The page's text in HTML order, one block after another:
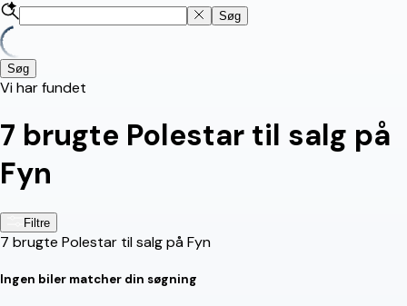
Søg
Søg
Vi har fundet
7 brugte Polestar til salg på
Fyn
Filtre
7 brugte Polestar til salg på Fyn
Ingen biler matcher din søgning